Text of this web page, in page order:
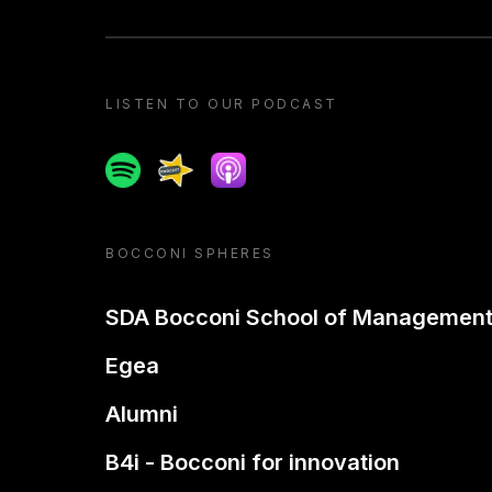
LISTEN TO OUR PODCAST
SpotifySpreakerApple podcast
BOCCONI SPHERES
SDA Bocconi School of Management
Egea
Alumni
B4i - Bocconi for innovation